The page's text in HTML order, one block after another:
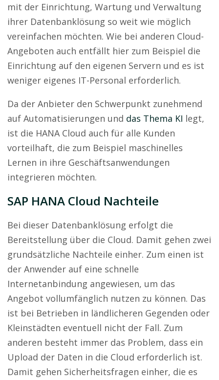
mit der Einrichtung, Wartung und Verwaltung
ihrer Datenbanklösung so weit wie möglich
vereinfachen möchten. Wie bei anderen Cloud-
Angeboten auch entfällt hier zum Beispiel die
Einrichtung auf den eigenen Servern und es ist
weniger eigenes IT-Personal erforderlich.
Da der Anbieter den Schwerpunkt zunehmend
auf Automatisierungen und das Thema KI legt,
ist die HANA Cloud auch für alle Kunden
vorteilhaft, die zum Beispiel maschinelles
Lernen in ihre Geschäftsanwendungen
integrieren möchten.
SAP HANA Cloud Nachteile
Bei dieser Datenbanklösung erfolgt die
Bereitstellung über die Cloud. Damit gehen zwei
grundsätzliche Nachteile einher. Zum einen ist
der Anwender auf eine schnelle
Internetanbindung angewiesen, um das
Angebot vollumfänglich nutzen zu können. Das
ist bei Betrieben in ländlicheren Gegenden oder
Kleinstädten eventuell nicht der Fall. Zum
anderen besteht immer das Problem, dass ein
Upload der Daten in die Cloud erforderlich ist.
Damit gehen Sicherheitsfragen einher, die es